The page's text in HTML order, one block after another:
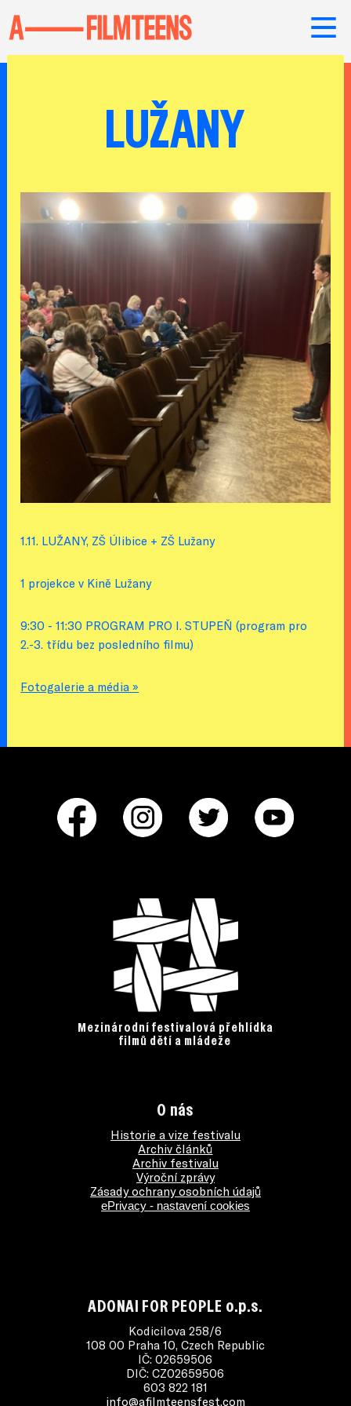
LUŽANY
1.11. LUŽANY, ZŠ Úlibice + ZŠ Lužany
1 projekce v Kině Lužany
9:30 - 11:30 PROGRAM PRO I. STUPEŇ (program pro
2.-3. třídu bez posledního filmu)
Fotogalerie a média »
Mezinárodní festivalová přehlídka
filmů dětí a mládeže
O nás
Historie a vize festivalu
Archiv článků
Archiv festivalu
Výroční zprávy
Zásady ochrany osobních údajů
ePrivacy - nastavení cookies
ADONAI FOR PEOPLE o.p.s.
Kodicilova 258/6
108 00 Praha 10, Czech Republic
IČ: 02659506
DIČ: CZ02659506
603 822 181
info@afilmteensfest.com